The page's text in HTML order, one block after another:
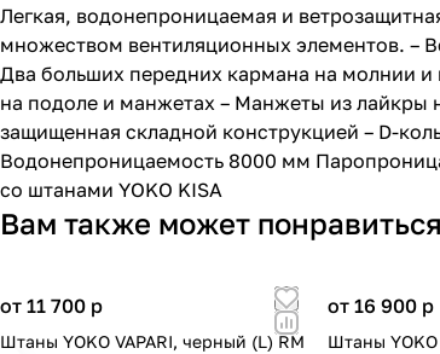
Легкая, водонепроницаемая и
множеством вентиляционных элементов. –
Два больших передних кармана на молнии
на подоле и манжетах – Манжеты из лайкры
защищенная складной конструкцией – D-
Водонепроницаемость 8000 мм
со штанами YOKO KISA
Вам также может понравиться
от 11 700 p
Штаны YOKO VAPARI, черный (L) RM
от 16 900 p
Штаны